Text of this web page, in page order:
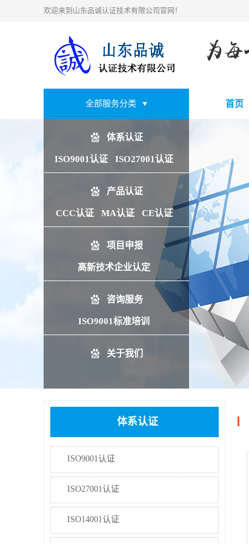
欢迎来到山东品诚认证技术有限公司官网！
全部服务分类
体系认证
ISO9001认证 ISO27001认证
产品认证
CCC认证 MA认证 CE认证
项目申报
高新技术企业认定
咨询服务
ISO9001标准培训
关于我们
首页
体系认证
ISO9001认证
ISO27001认证
ISO14001认证